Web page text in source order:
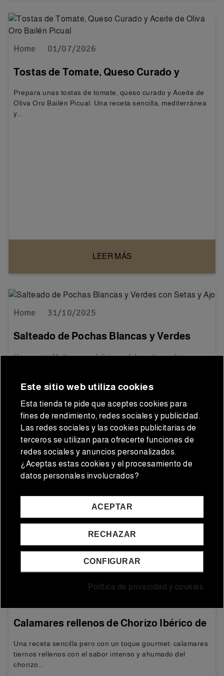
Home 01/07/2026
Tostas de Tomate, Queso Curado y
Prepara unas tostas de tomate, queso curado y Aceite de
Oliva Oro Bailén Picual. Una receta sencilla, mediterránea
y...
LEER MÁS
Home 31/10/2025
Salteado de Pochas Blancas y Verdes
Una receta fácil, sana y deliciosa elaborada con las
LEER MÁS
Calamares rellenos de Chorizo Ibérico de
Una receta sencilla pero con un toque gourmet: calamares
tiernos rellenos con el sabor intenso y ahumado del
chorizo...
Este sitio web utiliza cookies
Esta tienda te pide que aceptes cookies para
fines de rendimiento, redes sociales y publicidad.
Las redes sociales y las cookies publicitarias de
terceros se utilizan para ofrecerte funciones de
redes sociales y anuncios personalizados.
¿Aceptas estas cookies y el procesamiento de
datos personales involucrados?
ACEPTAR
RECHAZAR
CONFIGURAR
Política de privacidad y cookies